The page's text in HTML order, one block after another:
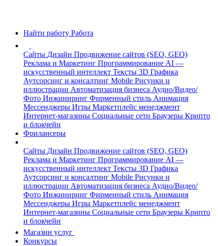
Найти работу Работа
Сайты Дизайн Продвижение сайтов (SEO, GEO)
Реклама и Маркетинг Программирование AI —
искусственный интеллект Тексты 3D Графика
Аутсорсинг и консалтинг Mobile Рисунки и
иллюстрации Автоматизация бизнеса Аудио/Видео/
Фото Инжиниринг Фирменный стиль Анимация
Мессенджеры Игры Маркетплейс менеджмент
Интернет-магазины Социальные сети Браузеры Крипто
и блокчейн
Фрилансеры
Сайты Дизайн Продвижение сайтов (SEO, GEO)
Реклама и Маркетинг Программирование AI —
искусственный интеллект Тексты 3D Графика
Аутсорсинг и консалтинг Mobile Рисунки и
иллюстрации Автоматизация бизнеса Аудио/Видео/
Фото Инжиниринг Фирменный стиль Анимация
Мессенджеры Игры Маркетплейс менеджмент
Интернет-магазины Социальные сети Браузеры Крипто
и блокчейн
Магазин услуг
Конкурсы